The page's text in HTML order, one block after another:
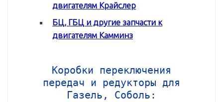
двигателям Крайслер
БЦ, ГБЦ и другие запчасти к
двигателям Камминз
Коробки переключения
передач и редукторы для
Газель, Соболь: